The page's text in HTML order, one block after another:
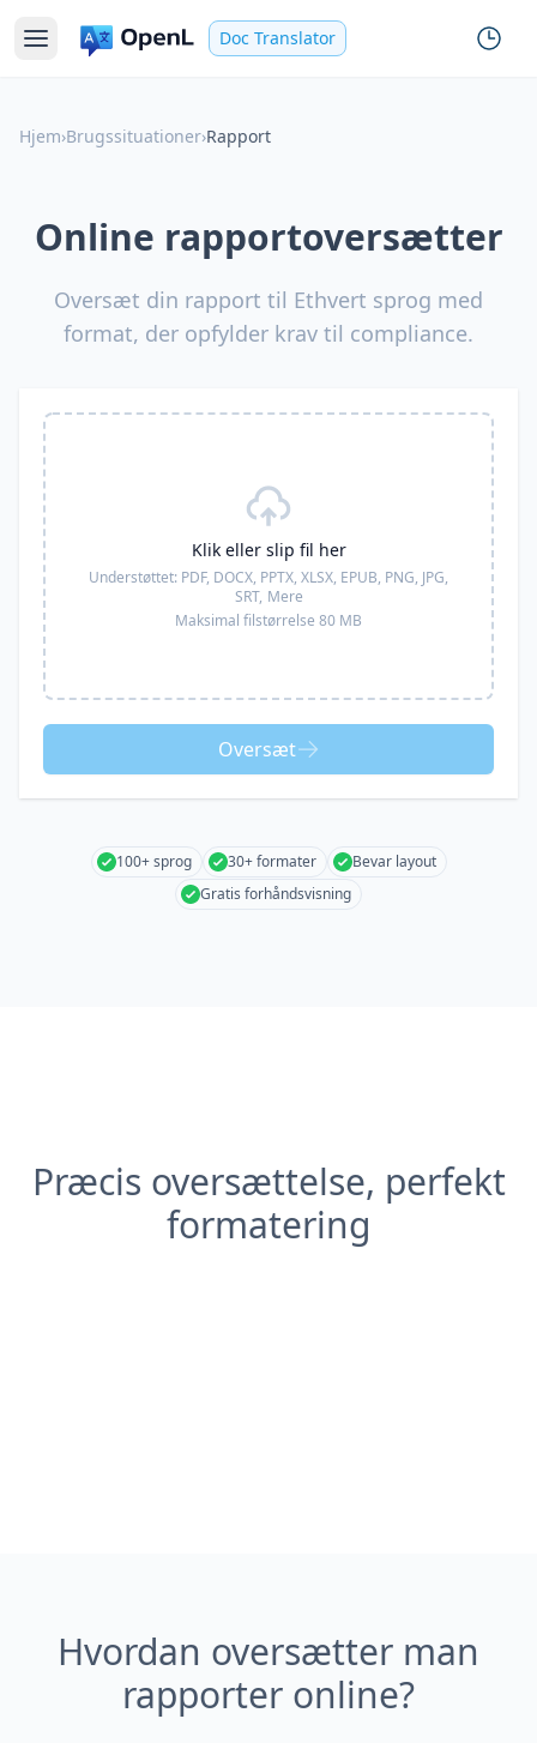
Doc Translator
Hjem›Brugssituationer›Rapport
Online rapportoversætter
Oversæt din rapport til Ethvert sprog med
format, der opfylder krav til compliance.
Klik eller slip fil her
Understøttet: PDF, DOCX, PPTX, XLSX, EPUB, PNG, JPG,
SRT, Mere
Maksimal filstørrelse 80 MB
Oversæt
100+ sprog 30+ formater
Bevar layout
Gratis forhåndsvisning
Præcis oversættelse, perfekt
formatering
Hvordan oversætter man
rapporter online?